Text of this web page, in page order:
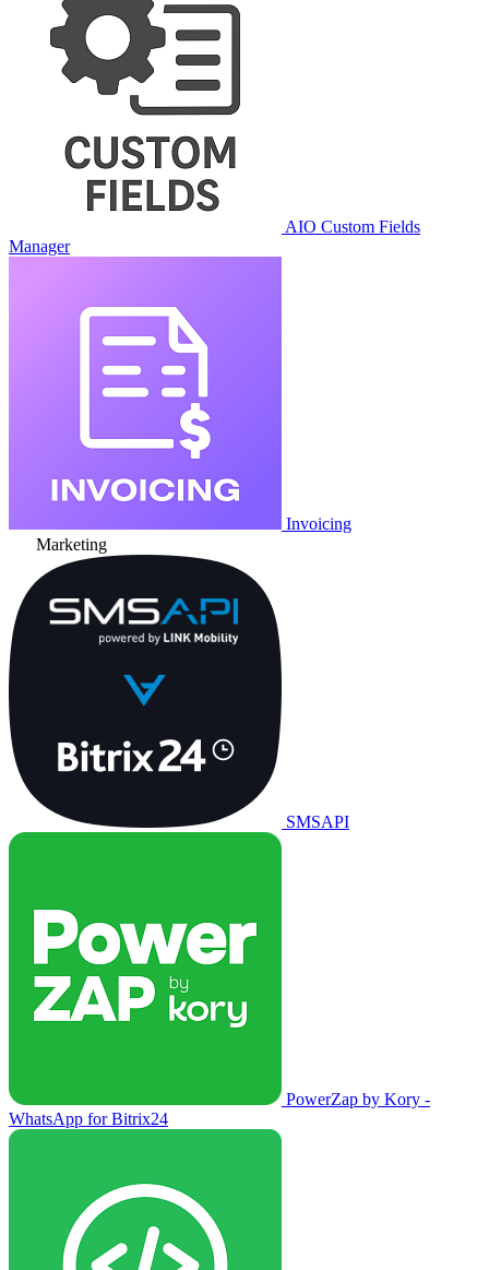
AIO Custom Fields
Manager
Invoicing
Marketing
SMSAPI
PowerZap by Kory -
WhatsApp for Bitrix24